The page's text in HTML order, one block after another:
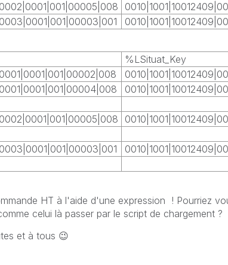
%LSituat_Key
HT à l'aide d'une expression ! Pourriez
celui là passer par le script de chargement ?
et à tous 😉